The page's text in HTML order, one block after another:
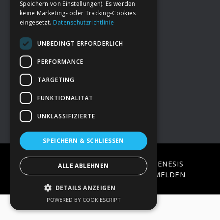
FooterDeine Spende
→ Impressum
→Kontakt zum PAO Team
COPYRIGHT © 2026 · ON
GENESIS
FRAMEWORK·WORDPRESS·ANMELDEN
Speichern von Einstellungen). Es werden
keine Marketing- oder Tracking-Cookies
eingesetzt. Datenschutzrichtlinie
UNBEDINGT ERFORDERLICH
PERFORMANCE
TARGETING
FUNKTIONALITÄT
UNKLASSIFIZIERTE
SPEICHERN & SCHLIESSEN
ALLE ABLEHNEN
DETAILS ANZEIGEN
POWERED BY COOKIESCRIPT